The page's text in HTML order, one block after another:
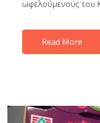
ωφελούμενους του
Read More